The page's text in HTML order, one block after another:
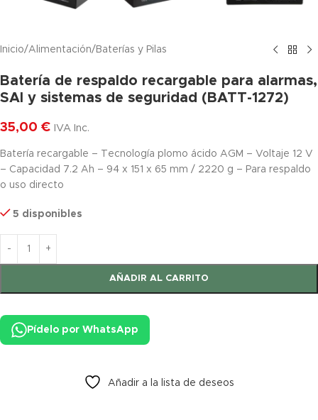
Inicio/Alimentación/ Baterías y Pilas
Batería de respaldo recargable para alarmas,
SAI y sistemas de seguridad (BATT-1272)
35,00 € IVA Inc.
Batería recargable – Tecnología plomo ácido AGM – Voltaje 12 V
– Capacidad 7.2 Ah – 94 x 151 x 65 mm / 2220 g – Para respaldo
o uso directo
5 disponibles
AÑADIR AL CARRITO
Pídelo por WhatsApp
Añadir a la lista de deseos